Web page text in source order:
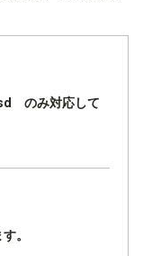
のみ対応して
。